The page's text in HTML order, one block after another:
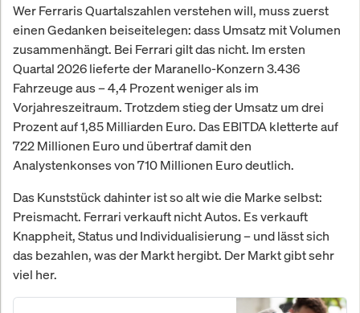
Wer Ferraris Quartalszahlen verstehen will, muss zuerst
einen Gedanken beiseitelegen: dass Umsatz mit Volumen
zusammenhängt. Bei Ferrari gilt das nicht. Im ersten
Quartal 2026 lieferte der Maranello-Konzern 3.436
Fahrzeuge aus – 4,4 Prozent weniger als im
Vorjahreszeitraum. Trotzdem stieg der Umsatz um drei
Prozent auf 1,85 Milliarden Euro. Das EBITDA kletterte auf
722 Millionen Euro und übertraf damit den
Analystenkonses von 710 Millionen Euro deutlich.
Das Kunststück dahinter ist so alt wie die Marke selbst:
Preismacht. Ferrari verkauft nicht Autos. Es verkauft
Knappheit, Status und Individualisierung – und lässt sich
das bezahlen, was der Markt hergibt. Der Markt gibt sehr
viel her.